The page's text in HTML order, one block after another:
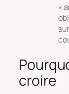
«
croire